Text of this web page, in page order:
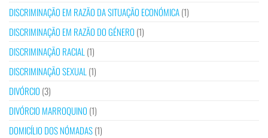
DISCRIMINAÇÃO EM RAZÃO DA SITUAÇÃO ECONÓMICA(1)
DISCRIMINAÇÃO EM RAZÃO DO GÉNERO (1)
DISCRIMINAÇÃO RACIAL (1)
DISCRIMINAÇÃO SEXUAL (1)
DIVÓRCIO (3)
DIVÓRCIO MARROQUINO (1)
DOMICÍLIO DOS NÓMADAS(1)